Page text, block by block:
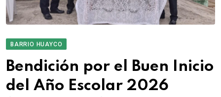
BARRIO HUAYCO
Bendición por el Buen Inicio
del Año Escolar 2026